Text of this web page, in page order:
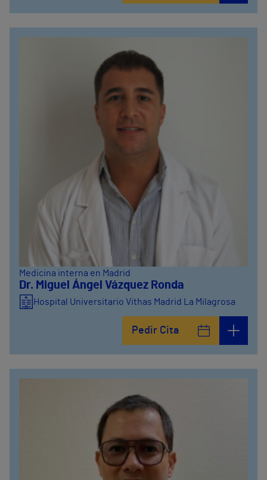
Medicina interna en Madrid
Dr. Miguel Ángel Vázquez Ronda
Hospital Universitario Vithas Madrid La Milagrosa
Pedir Cita